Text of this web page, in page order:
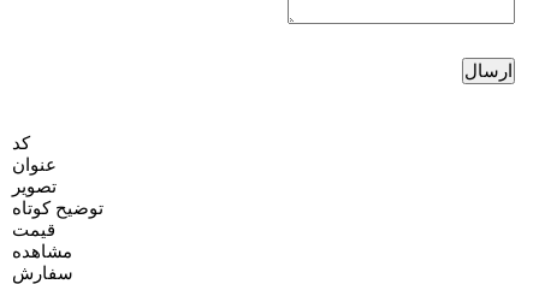
کد
عنوان
تصویر
توضیح کوتاه
قیمت
مشاهده
سفارش